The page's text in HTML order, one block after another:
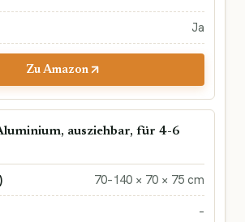
Ja
Zu Amazon
ausziehbar, für 4-6
70–140 × 70 × 75 cm
–